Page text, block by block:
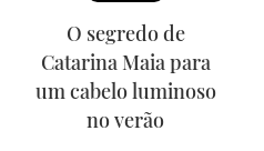
O segredo de
Catarina Maia para
um cabelo luminoso
no verão